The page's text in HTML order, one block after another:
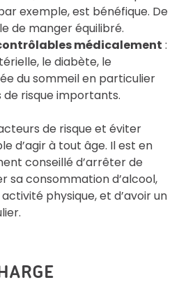
exemple, est bénéfique. De
de manger équilibré.
médicalement :
le diabète, le
du sommeil en particulier
risque importants.
de risque et éviter
d’agir à tout âge. Il est en
conseillé d’arrêter de
sa consommation d’alcool,
physique, et d’avoir un